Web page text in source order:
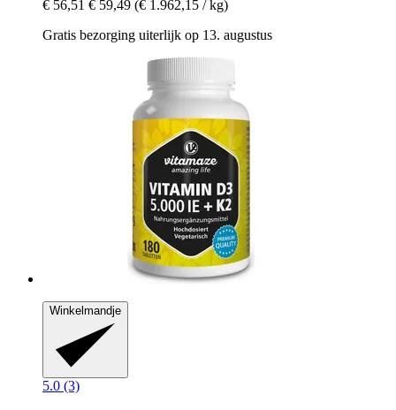
€ 56,51 € 59,49 (€ 1.962,15 / kg)
Gratis bezorging uiterlijk op 13. augustus
Winkelmandje
5.0 (3)